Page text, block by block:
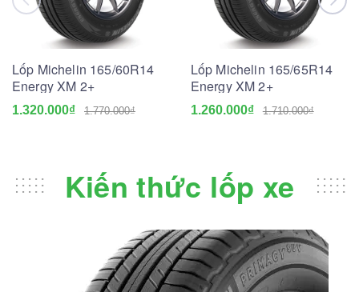
Lốp Michelin 165/60R14
Energy XM 2+
1.320.000₫ 1.770.000₫
Lốp Michelin 165/65R14
Energy XM 2+
1.260.000₫ 1.710.000₫
Kiến thức lốp xe